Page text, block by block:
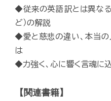
◆従来の英語訳とは異な
ど）の解説
◆愛と慈悲の違い、本当
は
◆力強く、心に響く言魂に
【関連書籍】